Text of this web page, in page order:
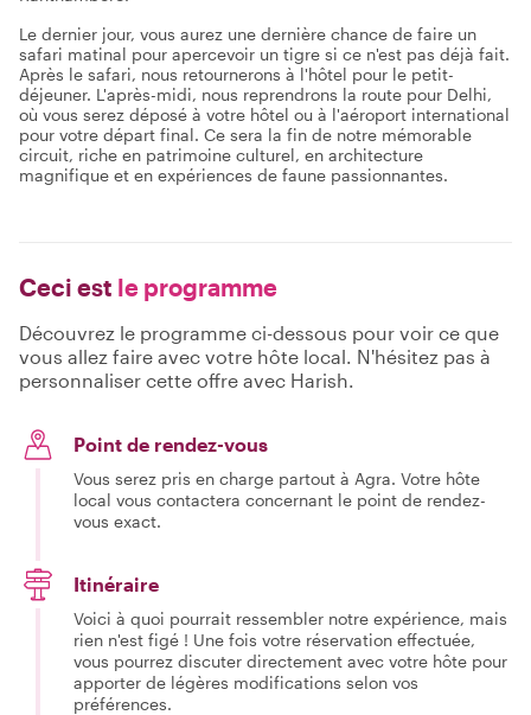
Le dernier jour, vous aurez une dernière chance de faire un
safari matinal pour apercevoir un tigre si ce n'est pas déjà fait.
Après le safari, nous retournerons à l'hôtel pour le petit-
déjeuner. L'après-midi, nous reprendrons la route pour Delhi,
où vous serez déposé à votre hôtel ou à l'aéroport international
pour votre départ final. Ce sera la fin de notre mémorable
circuit, riche en patrimoine culturel, en architecture
magnifique et en expériences de faune passionnantes.
Ceci est le programme
Découvrez le programme ci-dessous pour voir ce que
vous allez faire avec votre hôte local. N'hésitez pas à
personnaliser cette offre avec Harish.
Point de rendez-vous
Vous serez pris en charge partout à Agra. Votre hôte
local vous contactera concernant le point de rendez-
vous exact.
Itinéraire
Voici à quoi pourrait ressembler notre expérience, mais
rien n'est figé ! Une fois votre réservation effectuée,
vous pourrez discuter directement avec votre hôte pour
apporter de légères modifications selon vos
préférences.